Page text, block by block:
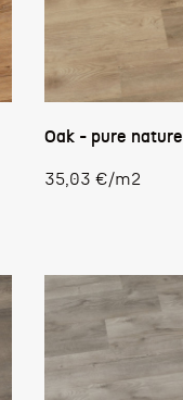
Oak - pure nature
Stückpreis
35,03 €/m2